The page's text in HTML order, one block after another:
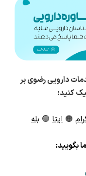
دارویی رضوی بر
کنید:
🟠 ایتا 🟢 بله
بگویید: